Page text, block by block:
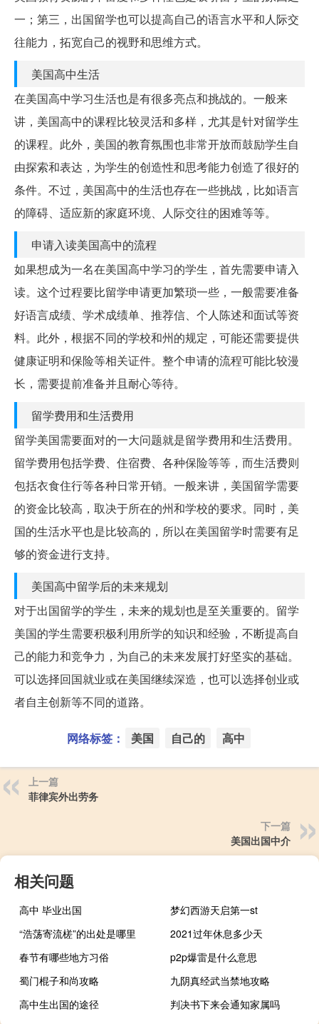
一；第三，出国留学也可以提高自己的语言水平和人际交
往能力，拓宽自己的视野和思维方式。
美国高中生活
在美国高中学习生活也是有很多亮点和挑战的。一般来
讲，美国高中的课程比较灵活和多样，尤其是针对留学生
的课程。此外，美国的教育氛围也非常开放而鼓励学生自
由探索和表达，为学生的创造性和思考能力创造了很好的
条件。不过，美国高中的生活也存在一些挑战，比如语言
的障碍、适应新的家庭环境、人际交往的困难等等。
申请入读美国高中的流程
如果想成为一名在美国高中学习的学生，首先需要申请入
读。这个过程要比留学申请更加繁琐一些，一般需要准备
好语言成绩、学术成绩单、推荐信、个人陈述和面试等资
料。此外，根据不同的学校和州的规定，可能还需要提供
健康证明和保险等相关证件。整个申请的流程可能比较漫
长，需要提前准备并且耐心等待。
留学费用和生活费用
留学美国需要面对的一大问题就是留学费用和生活费用。
留学费用包括学费、住宿费、各种保险等等，而生活费则
包括衣食住行等各种日常开销。一般来讲，美国留学需要
的资金比较高，取决于所在的州和学校的要求。同时，美
国的生活水平也是比较高的，所以在美国留学时需要有足
够的资金进行支持。
美国高中留学后的未来规划
对于出国留学的学生，未来的规划也是至关重要的。留学
美国的学生需要积极利用所学的知识和经验，不断提高自
己的能力和竞争力，为自己的未来发展打好坚实的基础。
可以选择回国就业或在美国继续深造，也可以选择创业或
者自主创新等不同的道路。
网络标签： 美国 自己的 高中
上一篇
菲律宾外出劳务
下一篇
美国出国中介
相关问题
高中 毕业出国
梦幻西游天启第一st
“浩荡寄流槎”的出处是哪里
2021过年休息多少天
春节有哪些地方习俗
p2p爆雷是什么意思
蜀门棍子和尚攻略
九阴真经武当禁地攻略
高中生出国的途径
判决书下来会通知家属吗